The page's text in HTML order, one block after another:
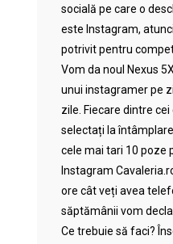
socială pe care o
este Instagram,
potrivit pentru
Vom da noul Nexus
unui instagramer pe
zile. Fiecare dintre
selectați la
cele mai tari 10 poze
Instagram
ore cât veți avea
săptămânii vom
Ce trebuie să faci?